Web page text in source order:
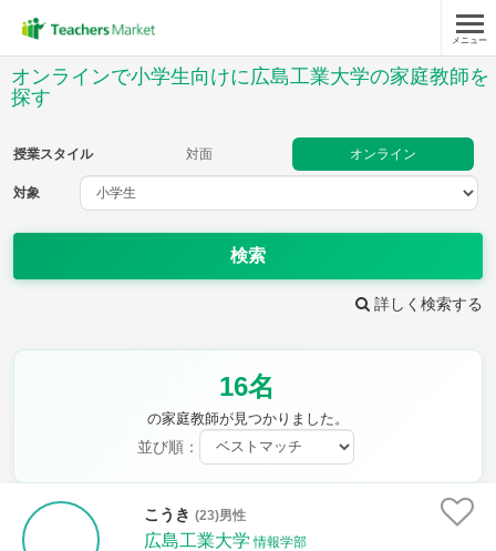
メニュー
オンラインで小学生向けに広島工業大学の家庭教師を
探す
授業スタイル 対面 オンライン
対象
検索
詳しく検索する
16名
の家庭教師が見つかりました。
並び順：
こうき (23)男性
広島工業大学 情報学部
対象
音楽
時給：¥1,000 ～ ¥10,000
授業可能日